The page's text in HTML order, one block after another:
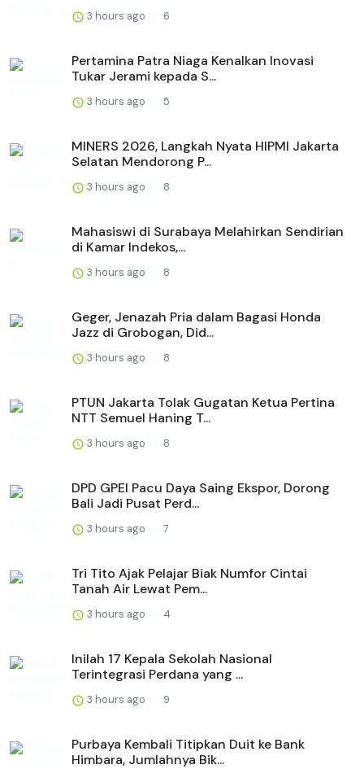
3 hours ago 6
Pertamina Patra Niaga Kenalkan Inovasi
Tukar Jerami kepada S...
3 hours ago 5
MINERS 2026, Langkah Nyata HIPMI Jakarta
Selatan Mendorong P...
3 hours ago 8
Mahasiswi di Surabaya Melahirkan Sendirian
di Kamar Indekos,...
3 hours ago 8
Geger, Jenazah Pria dalam Bagasi Honda
Jazz di Grobogan, Did...
3 hours ago 8
PTUN Jakarta Tolak Gugatan Ketua Pertina
NTT Semuel Haning T...
3 hours ago 8
DPD GPEI Pacu Daya Saing Ekspor, Dorong
Bali Jadi Pusat Perd...
3 hours ago 7
Tri Tito Ajak Pelajar Biak Numfor Cintai
Tanah Air Lewat Pem...
3 hours ago 4
Inilah 17 Kepala Sekolah Nasional
Terintegrasi Perdana yang ...
3 hours ago 9
Purbaya Kembali Titipkan Duit ke Bank
Himbara, Jumlahnya Bik...